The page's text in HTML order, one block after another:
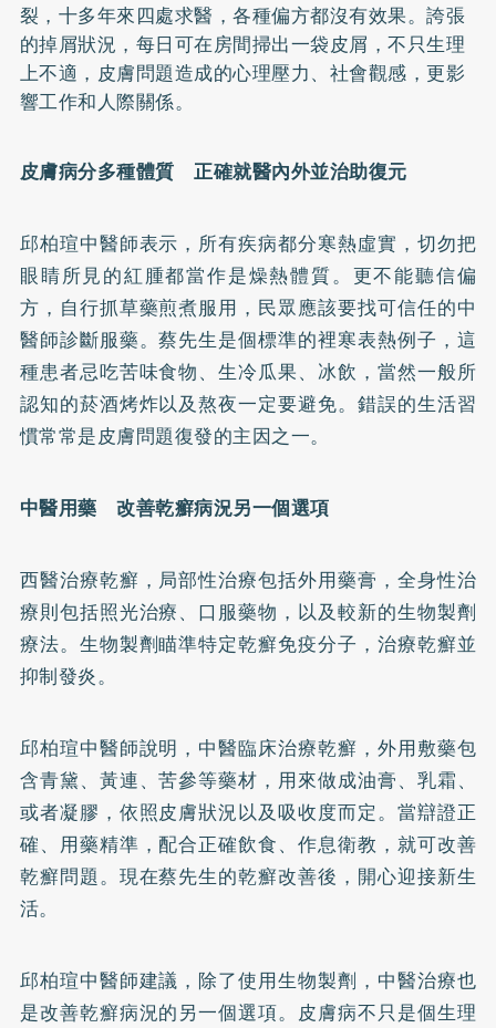
裂，十多年來四處求醫，各種偏方都沒有效果。誇張
的掉屑狀況，每日可在房間掃出一袋皮屑，不只生理
上不適，皮膚問題造成的心理壓力、社會觀感，更影
響工作和人際關係。
皮膚病分多種體質 正確就醫內外並治助復元
邱柏瑄中醫師表示，所有疾病都分寒熱虛實，切勿把
眼睛所見的紅腫都當作是燥熱體質。更不能聽信偏
方，自行抓草藥煎煮服用，民眾應該要找可信任的中
醫師診斷服藥。蔡先生是個標準的裡寒表熱例子，這
種患者忌吃苦味食物、生冷瓜果、冰飲，當然一般所
認知的菸酒烤炸以及熬夜一定要避免。錯誤的生活習
慣常常是皮膚問題復發的主因之一。
中醫用藥 改善乾癬病況另一個選項
西醫治療乾癬，局部性治療包括外用藥膏，全身性治
療則包括照光治療、口服藥物，以及較新的生物製劑
療法。生物製劑瞄準特定乾癬免疫分子，治療乾癬並
抑制發炎。
邱柏瑄中醫師說明，中醫臨床治療乾癬，外用敷藥包
含青黛、黃連、苦參等藥材，用來做成油膏、乳霜、
或者凝膠，依照皮膚狀況以及吸收度而定。當辯證正
確、用藥精準，配合正確飲食、作息衛教，就可改善
乾癬問題。現在蔡先生的乾癬改善後，開心迎接新生
活。
邱柏瑄中醫師建議，除了使用生物製劑，中醫治療也
是改善乾癬病況的另一個選項。皮膚病不只是個生理